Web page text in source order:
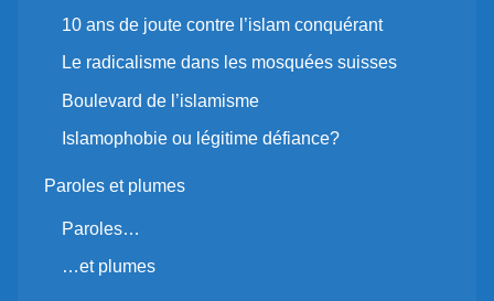
10 ans de joute contre l’islam conquérant
Le radicalisme dans les mosquées suisses
Boulevard de l’islamisme
Islamophobie ou légitime défiance?
Paroles et plumes
Paroles…
…et plumes